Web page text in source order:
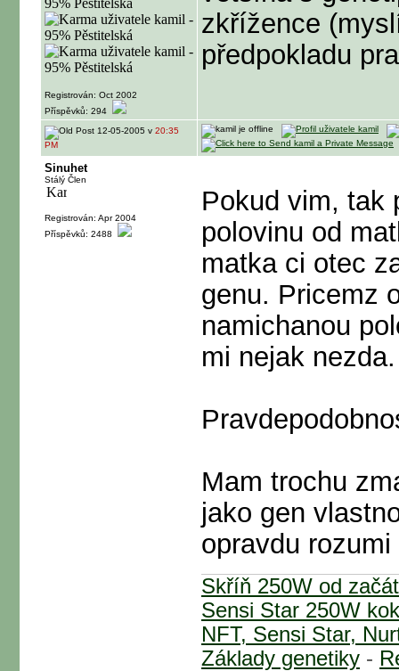
Registrován: Oct 2002
Příspěvků: 294
zkřížence
předpokladu
12-05-2005 v 20:35
PM
Sinuhet
Stálý Člen
Registrován: Apr 2004
Příspěvků: 2488
Pokud vim, tak
polovinu od
matka ci otec
genu. Pricemz
namichanou
mi nejak nezda.
Mam trochu
jako gen
opravdu
Skříň 250W od
Sensi Star 250W
NFT, Sensi Star,
Základy genetiky -